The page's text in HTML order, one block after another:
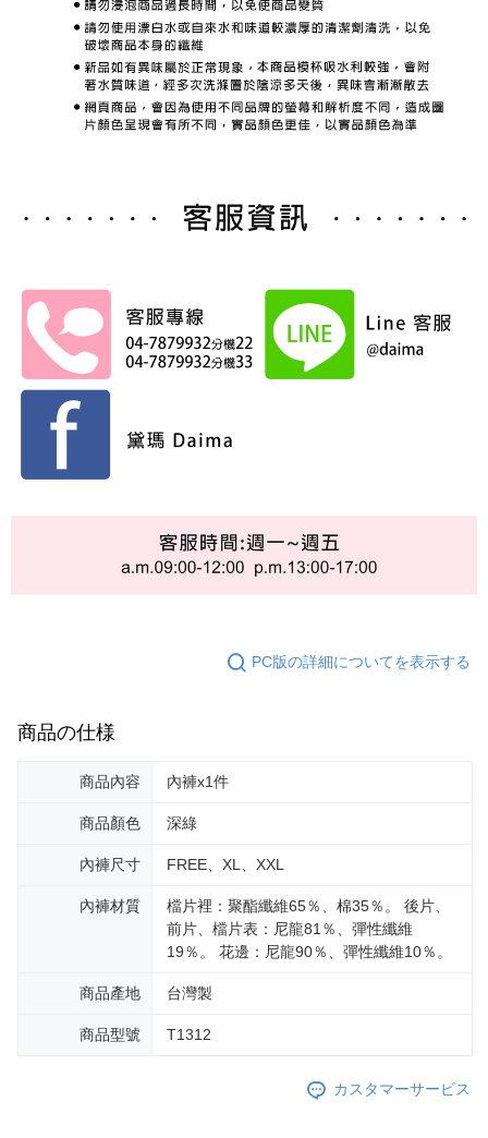
PC版の詳細についてを表示する
商品の仕様
商品內容 內褲x1件
商品顏色 深綠
內褲尺寸 FREE、XL、XXL
內褲材質
檔片裡：聚酯纖維65％、棉35％。 後片、
前片、檔片表：尼龍81％、彈性纖維
19％。 花邊：尼龍90％、彈性纖維10％。
商品產地 台灣製
商品型號 T1312
カスタマーサービス